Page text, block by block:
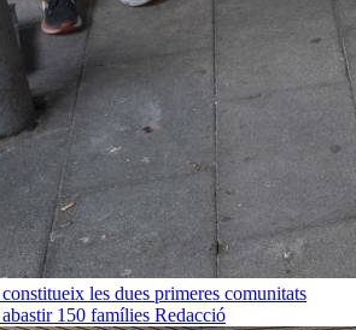
constitueix les dues primeres comunitats
150 famílies Redacció